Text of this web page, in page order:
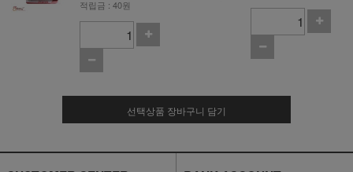
적립금 : 40원
선택상품 장바구니 담기